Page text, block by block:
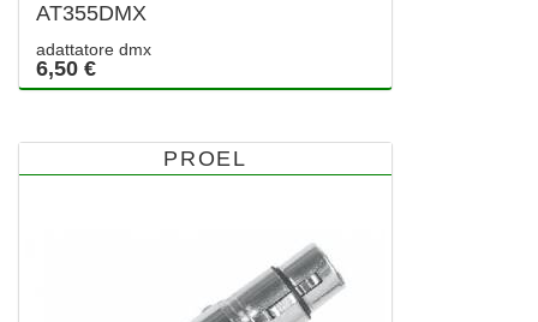
AT355DMX
adattatore dmx
6,50 €
PROEL